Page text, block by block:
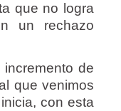
que no logra
un rechazo
de
que venimos
con esta